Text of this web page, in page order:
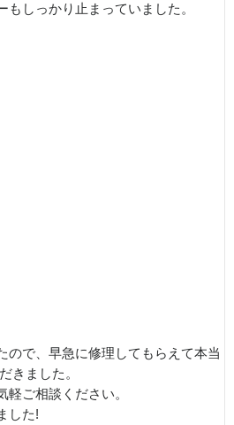
もしっかり止まっていました。
ので、早急に修理してもらえて本当
きました。
ご相談ください。
した!